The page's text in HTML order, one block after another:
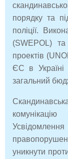
порядку та
поліції.
(SWEPOL)
проектів
ЄС в
загальний
уникнути